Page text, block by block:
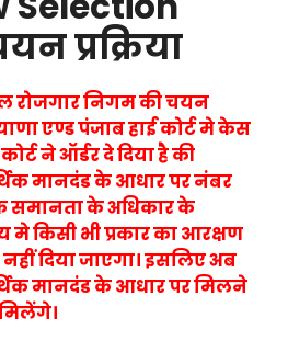
प्रक्रिया
रोजगार निगम की चयन
एण्ड पंजाब हाई कोर्ट मे केस
ने ऑर्डर दे दिया है की
मानदंड के आधार पर नंबर
समानता के अधिकार के
मे किसी भी प्रकार का आरक्षण
नहीं दिया जाएगा। इसलिए अब
मानदंड के आधार पर मिलने